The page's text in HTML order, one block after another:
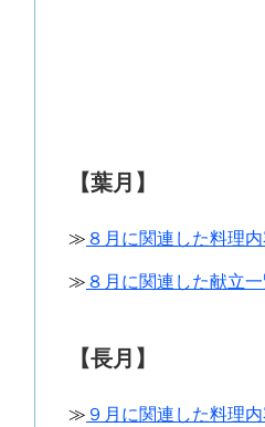
【葉月】
≫ ８月に関連した料理
≫ ８月に関連した献立
【長月】
≫ ９月に関連した料理